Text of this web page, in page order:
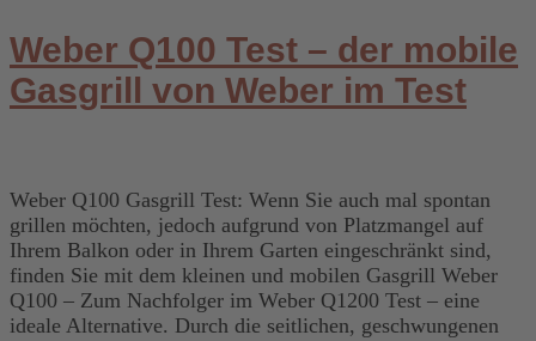
Weber Q100 Test – der mobile
Gasgrill von Weber im Test
Weber Q100 Gasgrill Test: Wenn Sie auch mal spontan
grillen möchten, jedoch aufgrund von Platzmangel auf
Ihrem Balkon oder in Ihrem Garten eingeschränkt sind,
finden Sie mit dem kleinen und mobilen Gasgrill Weber
Q100 – Zum Nachfolger im Weber Q1200 Test – eine
ideale Alternative. Durch die seitlichen, geschwungenen